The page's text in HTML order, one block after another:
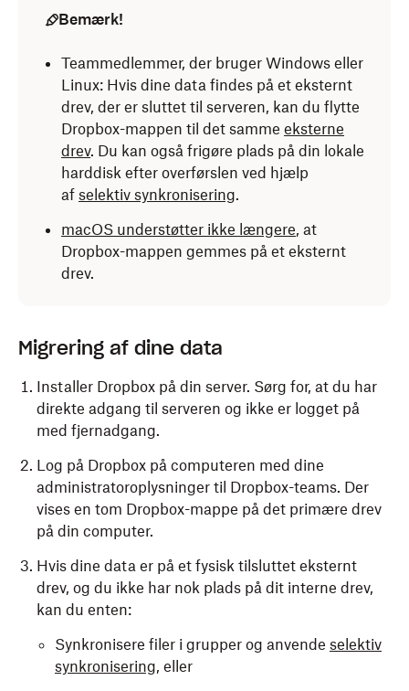
Bemærk!
Teammedlemmer, der bruger Windows eller
Linux: Hvis dine data findes på et eksternt
drev, der er sluttet til serveren, kan du flytte
Dropbox-mappen til det samme eksterne
drev. Du kan også frigøre plads på din lokale
harddisk efter overførslen ved hjælp
af selektiv synkronisering.
macOS understøtter ikke længere, at
Dropbox-mappen gemmes på et eksternt
drev.
Migrering af dine data
Installer Dropbox på din server. Sørg for, at du har
direkte adgang til serveren og ikke er logget på
med fjernadgang.
Log på Dropbox på computeren med dine
administratoroplysninger til Dropbox-teams. Der
vises en tom Dropbox-mappe på det primære drev
på din computer.
Hvis dine data er på et fysisk tilsluttet eksternt
drev, og du ikke har nok plads på dit interne drev,
kan du enten:
Synkronisere filer i grupper og anvende selektiv
synkronisering, eller